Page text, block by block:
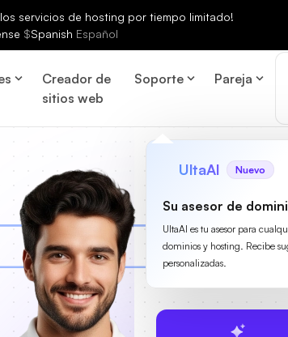
servicios de hosting por tiempo limitado!
$Spanish Español
Creador de
sitios web
Soporte Pareja
UltaAI Nuevo
Su asesor de
UltaAI es tu asesor para
dominios y hosting. Recibe
personalizadas.